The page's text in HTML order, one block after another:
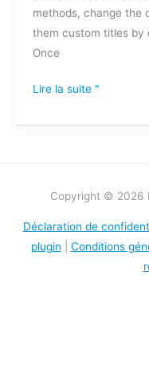
methods, change the
them custom titles by
Once
Lire la suite "
Copyright © 2026
Déclaration de
plugin
Conditions